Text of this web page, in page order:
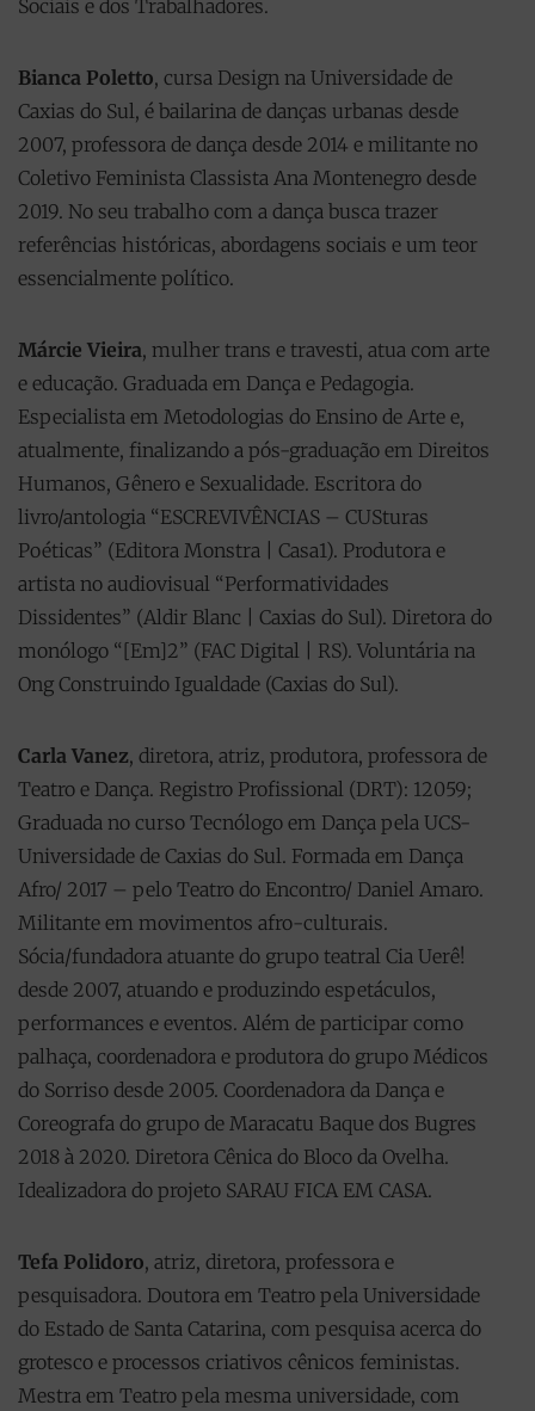
Sociais e dos Trabalhadores.
Bianca Poletto, cursa Design na Universidade de
Caxias do Sul, é bailarina de danças urbanas desde
2007, professora de dança desde 2014 e militante no
Coletivo Feminista Classista Ana Montenegro desde
2019. No seu trabalho com a dança busca trazer
referências históricas, abordagens sociais e um teor
essencialmente político.
Márcie Vieira, mulher trans e travesti, atua com arte
e educação. Graduada em Dança e Pedagogia.
Especialista em Metodologias do Ensino de Arte e,
atualmente, finalizando a pós-graduação em Direitos
Humanos, Gênero e Sexualidade. Escritora do
livro/antologia “ESCREVIVÊNCIAS – CUSturas
Poéticas” (Editora Monstra | Casa1). Produtora e
artista no audiovisual “Performatividades
Dissidentes” (Aldir Blanc | Caxias do Sul). Diretora do
monólogo “[Em]2” (FAC Digital | RS). Voluntária na
Ong Construindo Igualdade (Caxias do Sul).
Carla Vanez, diretora, atriz, produtora, professora de
Teatro e Dança. Registro Profissional (DRT): 12059;
Graduada no curso Tecnólogo em Dança pela UCS-
Universidade de Caxias do Sul. Formada em Dança
Afro/ 2017 – pelo Teatro do Encontro/ Daniel Amaro.
Militante em movimentos afro-culturais.
Sócia/fundadora atuante do grupo teatral Cia Uerê!
desde 2007, atuando e produzindo espetáculos,
performances e eventos. Além de participar como
palhaça, coordenadora e produtora do grupo Médicos
do Sorriso desde 2005. Coordenadora da Dança e
Coreografa do grupo de Maracatu Baque dos Bugres
2018 à 2020. Diretora Cênica do Bloco da Ovelha.
Idealizadora do projeto SARAU FICA EM CASA.
Tefa Polidoro, atriz, diretora, professora e
pesquisadora. Doutora em Teatro pela Universidade
do Estado de Santa Catarina, com pesquisa acerca do
grotesco e processos criativos cênicos feministas.
Mestra em Teatro pela mesma universidade, com